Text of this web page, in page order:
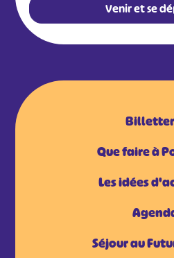
Venir et se
Que faire à
Les idées
Séjour au